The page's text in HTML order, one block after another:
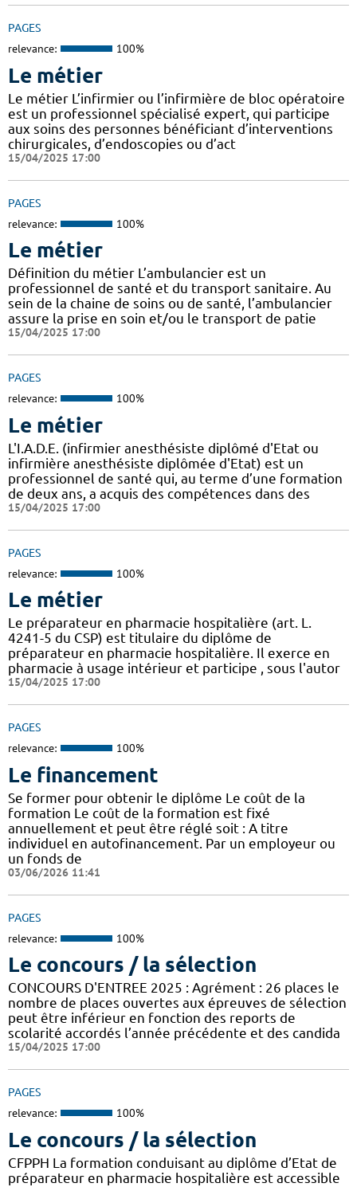
PAGES
relevance: 100%
Le métier
Le métier L’infirmier ou l’infirmière de bloc opératoire
est un professionnel spécialisé expert, qui participe
aux soins des personnes bénéficiant d’interventions
chirurgicales, d’endoscopies ou d’act
15/04/2025 17:00
PAGES
relevance: 100%
Le métier
Définition du métier L’ambulancier est un
professionnel de santé et du transport sanitaire. Au
sein de la chaine de soins ou de santé, l’ambulancier
assure la prise en soin et/ou le transport de patie
15/04/2025 17:00
PAGES
relevance: 100%
Le métier
L'I.A.D.E. (infirmier anesthésiste diplômé d'Etat ou
infirmière anesthésiste diplômée d'Etat) est un
professionnel de santé qui, au terme d’une formation
de deux ans, a acquis des compétences dans des
15/04/2025 17:00
PAGES
relevance: 100%
Le métier
Le préparateur en pharmacie hospitalière (art. L.
4241-5 du CSP) est titulaire du diplôme de
préparateur en pharmacie hospitalière. Il exerce en
pharmacie à usage intérieur et participe , sous l'autor
15/04/2025 17:00
PAGES
relevance: 100%
Le financement
Se former pour obtenir le diplôme Le coût de la
formation Le coût de la formation est fixé
annuellement et peut être réglé soit : A titre
individuel en autofinancement. Par un employeur ou
un fonds de
03/06/2026 11:41
PAGES
relevance: 100%
Le concours / la sélection
CONCOURS D'ENTREE 2025 : Agrément : 26 places le
nombre de places ouvertes aux épreuves de sélection
peut être inférieur en fonction des reports de
scolarité accordés l’année précédente et des candida
15/04/2025 17:00
PAGES
relevance: 100%
Le concours / la sélection
CFPPH La formation conduisant au diplôme d’Etat de
préparateur en pharmacie hospitalière est accessible